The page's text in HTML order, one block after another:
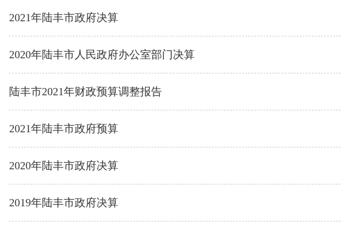
2021年陆丰市政府决算
2020年陆丰市人民政府办公室部门决算
陆丰市2021年财政预算调整报告
2021年陆丰市政府预算
2020年陆丰市政府决算
2019年陆丰市政府决算